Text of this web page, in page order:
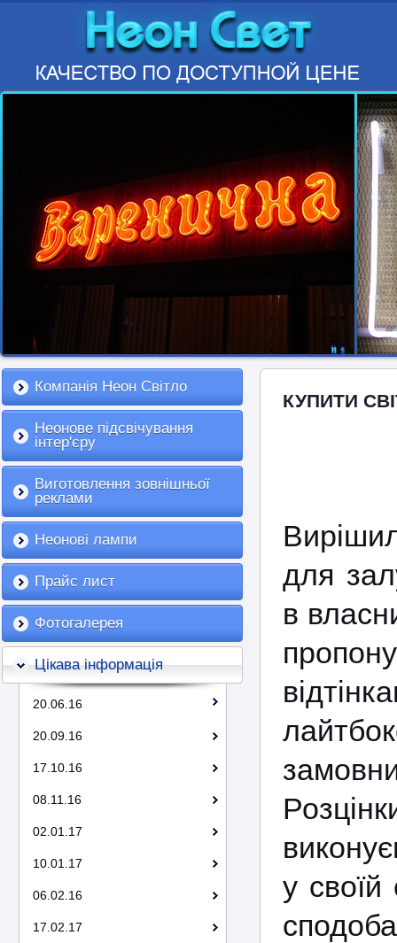
Компанія Неон Світло
Неонове підсвічування
інтер'єру
Виготовлення зовнішньої
реклами
Неонові лампи
Прайс лист
Фотогалерея
Цікава інформація
20.06.16
20.09.16
17.10.16
08.11.16
02.01.17
10.01.17
06.02.16
17.02.17
КУПИТИ
для
в
у своїй